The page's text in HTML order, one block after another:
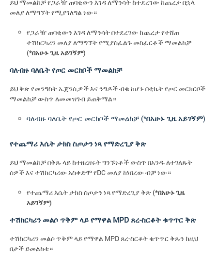
ይህ ማመልከቻ የጋራዥ ጠባቂውን እገዳ ለማንሳት ከተደረገው ከጨረታ በኋላ
መለያ ለማግኘት የሚያገለግል ነው።
የጋራዥ ጠባቂውን እገዳ ለማንሳት በተደረገው ከጨረታ የተሸጠ
ተሽከርካሪን መለያ ለማግኘት የሚያስፈልጉ መስፈርቶች ማመልከቻ
(*በአሁኑ ጊዜ አይገኝም)
ባለብዙ ባለቤት የጦር መርከቦች ማመልከቻ
ይህ ቅጽ የመንግስት ኤጀንሲዎች እና ንግዶች ብቁ ከሆኑ በቲኬት የጦር መርክርቦች
ማመልከቻ ውስጥ ለመመዝገብ ይጠቅማል።
ባለብዙ ባለቤት የጦር መርከቦች ማመልከቻ (*በአሁኑ ጊዜ አይገኝም)
የተጨማሪ እሴት ታክስ ስጦታን ነጻ የማድረጊያ ቅጽ
ይህ ማመልከቻ በቅጹ ላይ ከተዘረዘሩት ግንኙነቶች ውስጥ በአንዱ ለተገለጹት
ሰዎች እና ተሽከርካሪው አስቀድሞ የDC መለያ ከነበረው ብቻ ነው።
የተጨማሪ እሴት ታክስ ስጦታን ነጻ የማድረጊያ ቅጽ (*በአሁኑ ጊዜ
አይገኝም)
ተሽከርካሪን መልሶ ጥቅም ላይ የማዋል MPD ጸረ-ስርቆት ቁጥጥር ቅጽ
ተሽከርካሪን መልሶ ጥቅም ላይ የማዋል MPD ጸረ-ስርቆት ቁጥጥር ቅጹን ከዚህ
በታች ይመልከቱ።